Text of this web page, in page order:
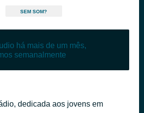
SEM SOM?
há mais de um mês,
semanalmente
dedicada aos jovens em